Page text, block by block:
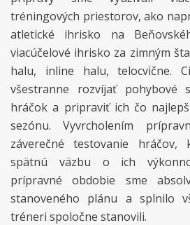
tréningových priestorov, ako
atletické ihrisko na
viacúčelové ihrisko za zimným
halu, inline halu, telocvične.
všestranne rozvíjať pohybové
hráčok a pripraviť ich čo
sezónu. Vyvrcholením
záverečné testovanie
spätnú väzbu o ich
prípravné obdobie sme
stanoveného plánu a splnilo
tréneri spoločne stanovili.